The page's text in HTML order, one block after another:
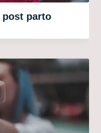
post parto